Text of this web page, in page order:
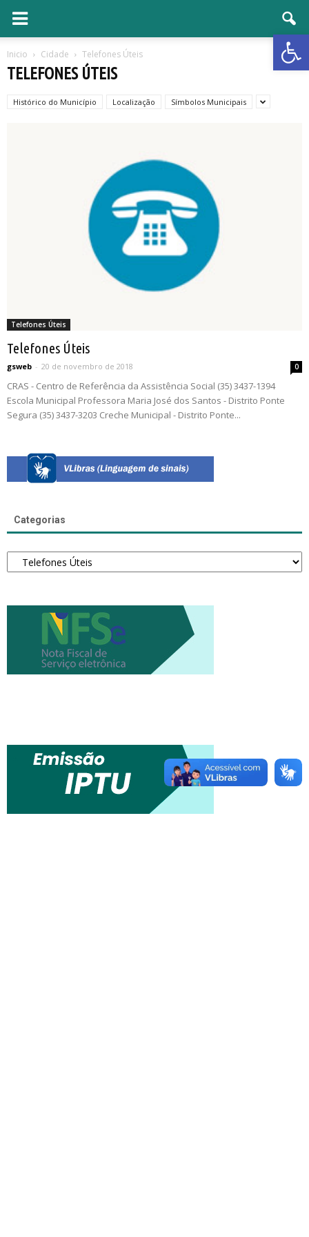
Inicio Cidade Telefones Úteis
TELEFONES ÚTEIS
Histórico do Município Localização Símbolos Municipais
Telefones Úteis
Telefones Úteis
gsweb - 20 de novembro de 2018 0
CRAS - Centro de Referência da Assistência Social (35) 3437-1394
Escola Municipal Professora Maria José dos Santos - Distrito Ponte
Segura (35) 3437-3203 Creche Municipal - Distrito Ponte...
Categorias
Categorias